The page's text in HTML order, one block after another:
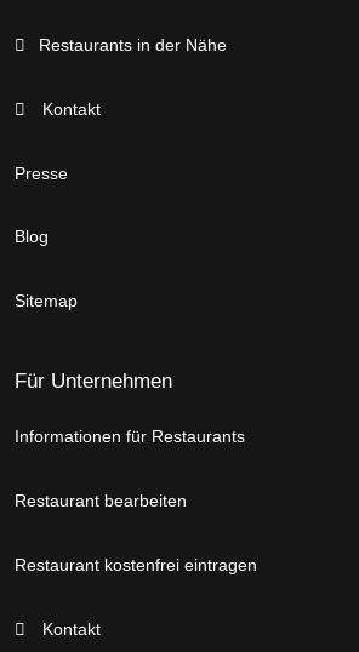
Restaurants in der Nähe
Kontakt
Presse
Blog
Sitemap
Für Unternehmen
Informationen für Restaurants
Restaurant bearbeiten
Restaurant kostenfrei eintragen
Kontakt